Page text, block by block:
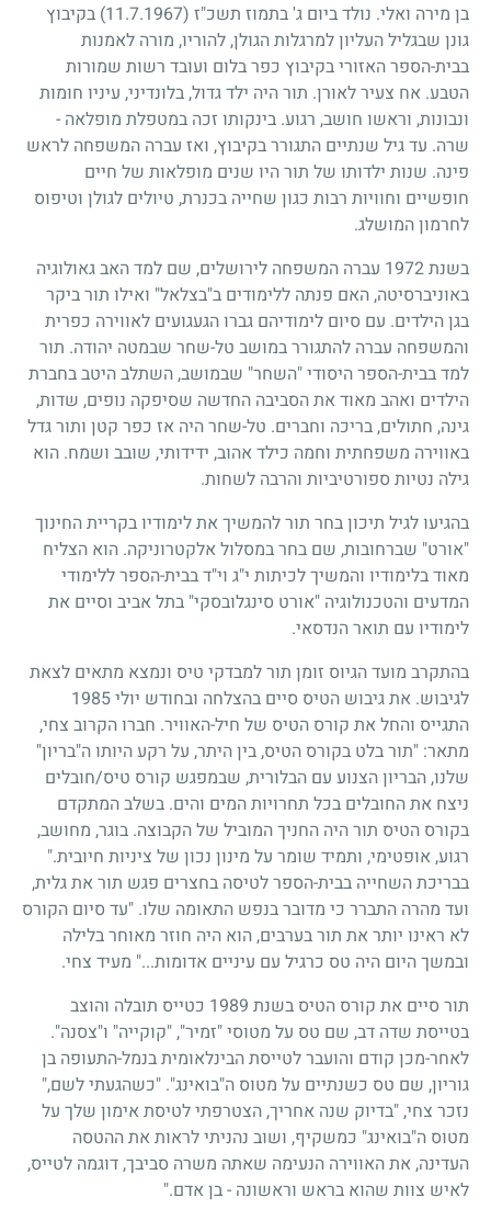
בן מירה ואלי. נולד ביום ג' בתמוז תשכ"ז (11.7.1967)
בקיבוץ
גונן שבגליל העליון למרגלות הגולן, להוריו, מורה לאמנות
בבית-הספר האזורי בקיבוץ כפר בלום ועובד רשות שמורות
הטבע. אח צעיר לאורן. תור היה ילד גדול, בלונדיני, עיניו חומות
ונבונות, וראשו חושב, רגוע. בינקותו זכה במטפלת מופלאה -
שרה. עד גיל שנתיים התגורר בקיבוץ, ואז עברה המשפחה לראש
פינה. שנות ילדותו של תור היו שנים מופלאות של חיים
חופשיים וחוויות רבות כגון שחייה בכנרת, טיולים לגולן וטיפוס
לחרמון המושלג.
בשנת 1972 עברה המשפחה לירושלים, שם למד האב גאולוגיה
באוניברסיטה, האם פנתה ללימודים ב"בצלאל" ואילו תור ביקר
בגן הילדים. עם סיום לימודיהם גברו הגעגועים לאווירה כפרית
והמשפחה עברה להתגורר במושב טל-שחר שבמטה יהודה. תור
למד בבית-הספר היסודי "השחר" שבמושב, השתלב היטב בחברת
הילדים ואהב מאוד את הסביבה החדשה שסיפקה נופים, שדות,
גינה, חתולים, בריכה וחברים. טל-שחר היה אז כפר קטן ותור גדל
באווירה משפחתית וחמה כילד אהוב, ידידותי, שובב ושמח. הוא
גילה נטיות ספורטיביות והרבה לשחות.
בהגיעו לגיל תיכון בחר תור להמשיך את לימודיו בקריית החינוך
"אורט" שברחובות, שם בחר במסלול אלקטרוניקה. הוא הצליח
מאוד בלימודיו והמשיך לכיתות י"ג וי"ד בבית-הספר ללימודי
המדעים והטכנולוגיה "אורט סינגלובסקי" בתל אביב וסיים את
לימודיו עם תואר הנדסאי.
בהתקרב מועד הגיוס זומן תור למבדקי טיס ונמצא מתאים לצאת
לגיבוש. את גיבוש הטיס סיים בהצלחה ובחודש יולי 1985
התגייס והחל את קורס הטיס של חיל-האוויר. חברו הקרוב צחי,
מתאר: "תור בלט בקורס הטיס, בין היתר, על רקע היותו ה"בריון"
שלנו, הבריון הצנוע עם הבלורית, שבמפגש קורס טיס/חובלים
ניצח את החובלים בכל תחרויות המים והים. בשלב המתקדם
בקורס הטיס תור היה החניך המוביל של הקבוצה. בוגר, מחושב,
רגוע, אופטימי, ותמיד שומר על מינון נכון של ציניות חיובית."
בבריכת השחייה בבית-הספר לטיסה בחצרים פגש תור את גלית,
ועד מהרה התברר כי מדובר בנפש התאומה שלו. "עד סיום הקורס
לא ראינו יותר את תור בערבים, הוא היה חוזר מאוחר בלילה
ובמשך היום היה טס כרגיל עם עיניים אדומות..." מעיד צחי.
תור סיים את קורס הטיס בשנת 1989 כטייס תובלה והוצב
בטייסת שדה דב, שם טס על מטוסי "זמיר", "קוקייה" ו"צסנה".
לאחר-מכן קודם והועבר לטייסת הבינלאומית בנמל-התעופה בן
גוריון, שם טס כשנתיים על מטוס ה"בואינג". "כשהגעתי לשם,"
נזכר צחי, "בדיוק שנה אחריך, הצטרפתי לטיסת אימון שלך על
מטוס ה"בואינג" כמשקיף, ושוב נהניתי לראות את ההטסה
העדינה, את האווירה הנעימה שאתה משרה סביבך, דוגמה לטייס,
לאיש צוות שהוא בראש וראשונה - בן אדם."